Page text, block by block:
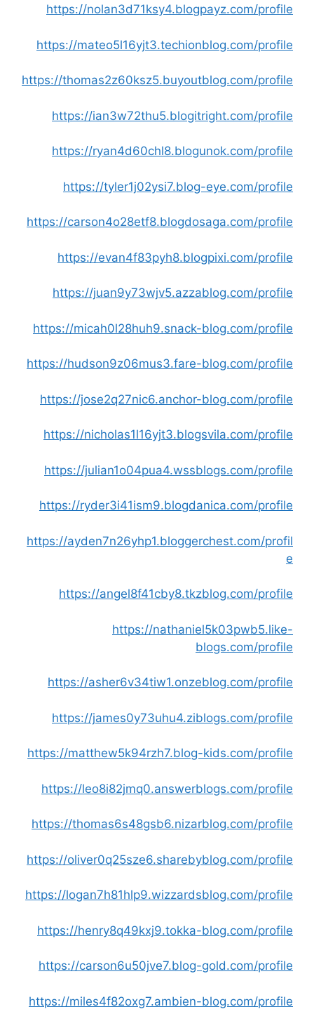
https://nolan3d71ksy4.blogpayz.com/profile
https://mateo5l16yjt3.techionblog.com/profile
https://thomas2z60ksz5.buyoutblog.com/profile
https://ian3w72thu5.blogitright.com/profile
https://ryan4d60chl8.blogunok.com/profile
https://tyler1j02ysi7.blog-eye.com/profile
https://carson4o28etf8.blogdosaga.com/profile
https://evan4f83pyh8.blogpixi.com/profile
https://juan9y73wjv5.azzablog.com/profile
https://micah0l28huh9.snack-blog.com/profile
https://hudson9z06mus3.fare-blog.com/profile
https://jose2q27nic6.anchor-blog.com/profile
https://nicholas1l16yjt3.blogsvila.com/profile
https://julian1o04pua4.wssblogs.com/profile
https://ryder3i41ism9.blogdanica.com/profile
https://ayden7n26yhp1.bloggerchest.com/profil
e
https://angel8f41cby8.tkzblog.com/profile
https://nathaniel5k03pwb5.like-
blogs.com/profile
https://asher6v34tiw1.onzeblog.com/profile
https://james0y73uhu4.ziblogs.com/profile
https://matthew5k94rzh7.blog-kids.com/profile
https://leo8i82jmq0.answerblogs.com/profile
https://thomas6s48gsb6.nizarblog.com/profile
https://oliver0q25sze6.sharebyblog.com/profile
https://logan7h81hlp9.wizzardsblog.com/profile
https://henry8q49kxj9.tokka-blog.com/profile
https://carson6u50jve7.blog-gold.com/profile
https://miles4f82oxg7.ambien-blog.com/profile